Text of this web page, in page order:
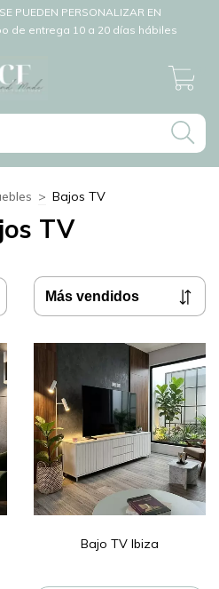
PUEDEN PERSONALIZAR EN
de entrega 10 a 20 días hábiles
> Bajos TV
TV
Bajo TV Ibiza